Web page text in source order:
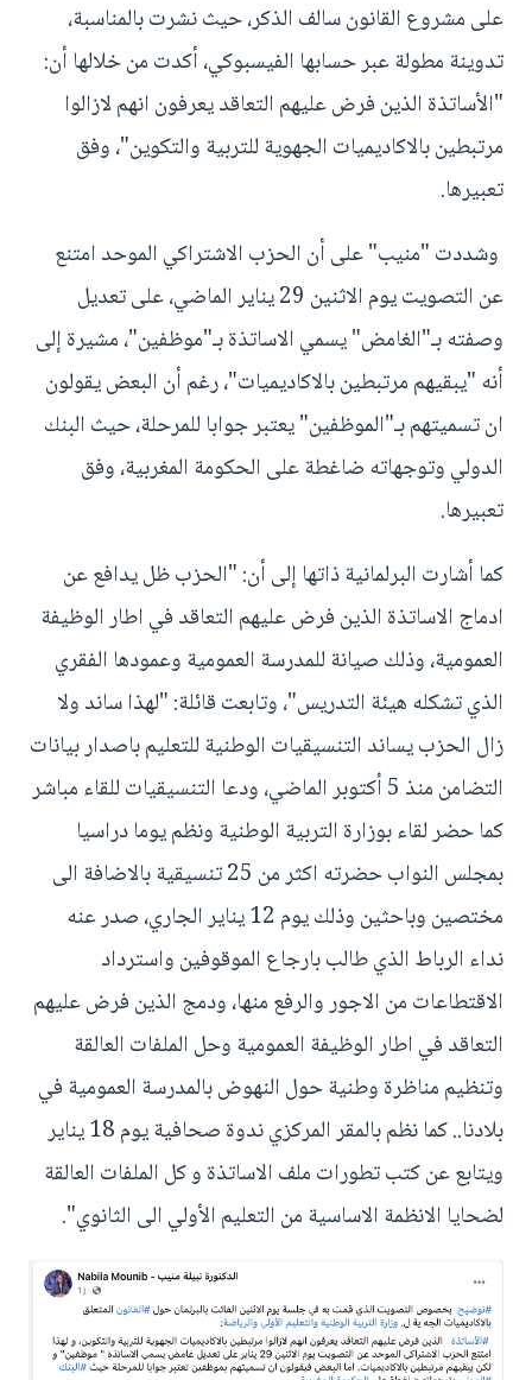
على مشروع القانون سالف الذكر، حيث نشرت بالمناسبة،
تدوينة مطولة عبر حسابها الفيسبوكي، أكدت من خلالها أن:
"الأساتذة الذين فرض عليهم التعاقد يعرفون انهم لازالوا
مرتبطين بالاكاديميات الجهوية للتربية والتكوين"، وفق
تعبيرها.
وشددت "منيب" على أن الحزب الاشتراكي الموحد امتنع
عن التصويت يوم الاثنين 29 يناير الماضي، على تعديل
وصفته بـ"الغامض" يسمي الاساتذة بـ"موظفين"، مشيرة إلى
أنه "يبقيهم مرتبطين بالاكاديميات"، رغم أن البعض يقولون
ان تسميتهم بـ"الموظفين" يعتبر جوابا للمرحلة، حيث البنك
الدولي وتوجهاته ضاغطة على الحكومة المغربية، وفق
تعبيرها.
كما أشارت البرلمانية ذاتها إلى أن: "الحزب ظل يدافع عن
ادماج الاساتذة الذين فرض عليهم التعاقد في اطار الوظيفة
العمومية، وذلك صيانة للمدرسة العمومية وعمودها الفقري
الذي تشكله هيئة التدريس"، وتابعت قائلة: "لهذا ساند ولا
زال الحزب يساند التنسيقيات الوطنية للتعليم باصدار بيانات
التضامن منذ 5 أكتوبر الماضي، ودعا التنسيقيات للقاء مباشر
كما حضر لقاء بوزارة التربية الوطنية ونظم يوما دراسيا
بمجلس النواب حضرته اكثر من 25 تنسيقية بالاضافة الى
مختصين وباحثين وذلك يوم 12 يناير الجاري، صدر عنه
نداء الرباط الذي طالب بارجاع الموقوفين واسترداد
الاقتطاعات من الاجور والرفع منها، ودمج الذين فرض عليهم
التعاقد في اطار الوظيفة العمومية وحل الملفات العالقة
وتنظيم مناظرة وطنية حول النهوض بالمدرسة العمومية في
بلادنا.. كما نظم بالمقر المركزي ندوة صحافية يوم 18 يناير
ويتابع عن كتب تطورات ملف الاساتذة و كل الملفات العالقة
لضحايا الانظمة الاساسية من التعليم الأولي الى الثانوي".